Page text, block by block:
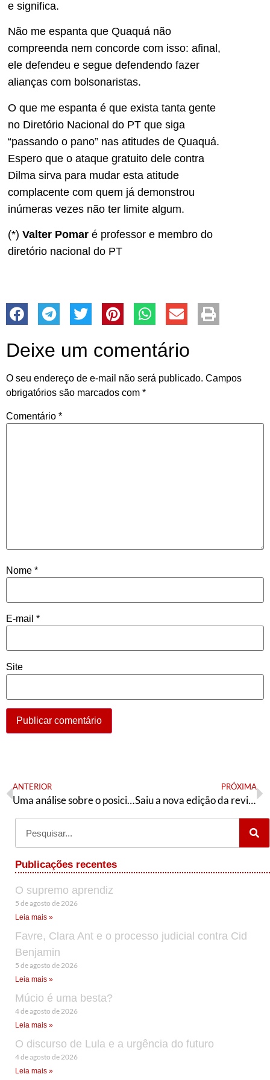
e significa.
Não me espanta que Quaquá não
compreenda nem concorde com isso: afinal,
ele defendeu e segue defendendo fazer
alianças com bolsonaristas.
O que me espanta é que exista tanta gente
no Diretório Nacional do PT que siga
“passando o pano” nas atitudes de Quaquá.
Espero que o ataque gratuito dele contra
Dilma sirva para mudar esta atitude
complacente com quem já demonstrou
inúmeras vezes não ter limite algum.
(*) Valter Pomar é professor e membro do
diretório nacional do PT
Deixe um comentário
O seu endereço de e-mail não será publicado. Campos
obrigatórios são marcados com *
Comentário *
Nome *
E-mail *
Site
ANTERIOR
Uma análise sobre o posicionamento da juventude do PT sobre a aliança Lula-Alckmin
PRÓXIMA
Saiu a nova edição da revista Esquerda Petista
Publicações recentes
O supremo aprendiz
5 de agosto de 2026
Leia mais »
Favre, Clara Ant e o processo judicial contra Cid
Benjamin
5 de agosto de 2026
Leia mais »
Múcio é uma besta?
4 de agosto de 2026
Leia mais »
O discurso de Lula e a urgência do futuro
4 de agosto de 2026
Leia mais »